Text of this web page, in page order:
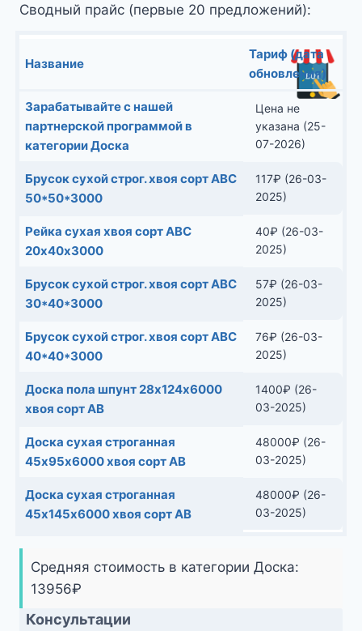
Сводный прайс (первые 20 предложений):
Название
Тариф (дата
обновления)
Зарабатывайте с нашей
партнерской программой в
категории Доска
Цена не
указана (25-
07-2026)
Брусок сухой строг. хвоя сорт АВС
50*50*3000
117₽ (26-03-
2025)
Рейка сухая хвоя сорт АВС
20х40х3000
40₽ (26-03-
2025)
Брусок сухой строг. хвоя сорт АВС
30*40*3000
57₽ (26-03-
2025)
Брусок сухой строг. хвоя сорт АВС
40*40*3000
76₽ (26-03-
2025)
Доска пола шпунт 28х124х6000
хвоя сорт АВ
1400₽ (26-
03-2025)
Доска сухая строганная
45х95х6000 хвоя сорт АВ
48000₽ (26-
03-2025)
Доска сухая строганная
45х145х6000 хвоя сорт АВ
48000₽ (26-
03-2025)
Средняя стоимость в категории Доска:
13956₽
Консультации